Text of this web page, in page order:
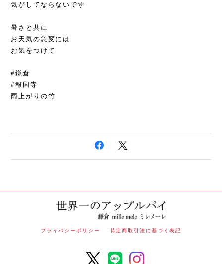
気がしてならないです
暑さと共に
お天気の急変には
お気をつけて
#鎌倉
#報国寺
雨上がりの竹
プライバシーポリシー 特定商取引法に基づく表記